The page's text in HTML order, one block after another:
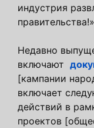
индустрия
правительства!»
Недавно
включают
[кампании
включает
действий в
проектов